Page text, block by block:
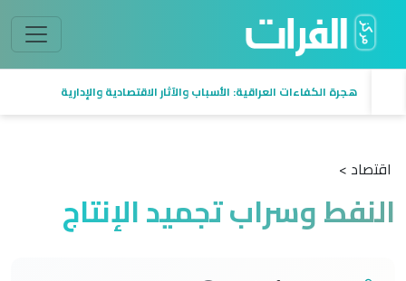
هجرة الكفاءات العراقية: الأسباب والآثار الاقتصادية والإدارية
اقتصاد >
النفط وسراب تجميد الإنتاج